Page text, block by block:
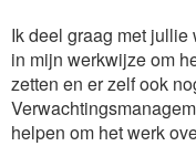
Ik deel graag met
in mijn werkwijze om
zetten en er zelf ook
helpen om het werk